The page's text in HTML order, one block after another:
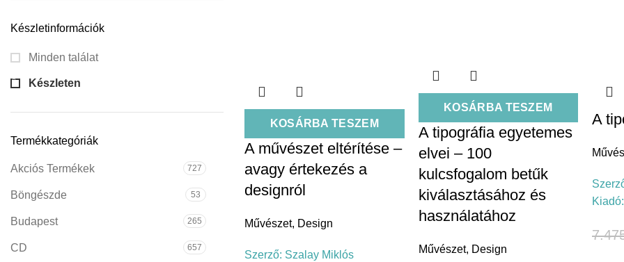
Készletinformációk
Minden találat
Készleten
Termékkategóriák
Akciós Termékek 727
Böngészde 53
Budapest 265
CD 657
KOSÁRBA TESZEM
A művészet eltérítése –
avagy értekezés a
designról
Művészet, Design
Szerző: Szalay Miklós
KOSÁRBA TESZEM
A tipográfia egyetemes
elvei – 100
kulcsfogalom betűk
kiválasztásához és
használatához
Művészet, Design
A
Kiadó: